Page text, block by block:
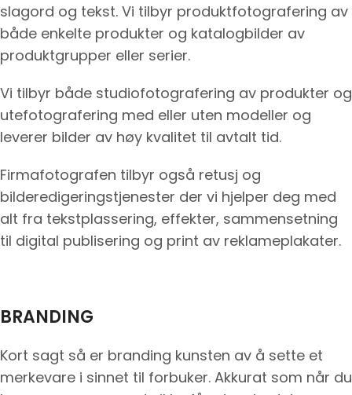
slagord og tekst. Vi tilbyr produktfotografering av
både enkelte produkter og katalogbilder av
produktgrupper eller serier.
Vi tilbyr både studiofotografering av produkter og
utefotografering med eller uten modeller og
leverer bilder av høy kvalitet til avtalt tid.
Firmafotografen tilbyr også retusj og
bilderedigeringstjenester der vi hjelper deg med
alt fra tekstplassering, effekter, sammensetning
til digital publisering og print av reklameplakater.
BRANDING
Kort sagt så er branding kunsten av å sette et
merkevare i sinnet til forbuker. Akkurat som når du